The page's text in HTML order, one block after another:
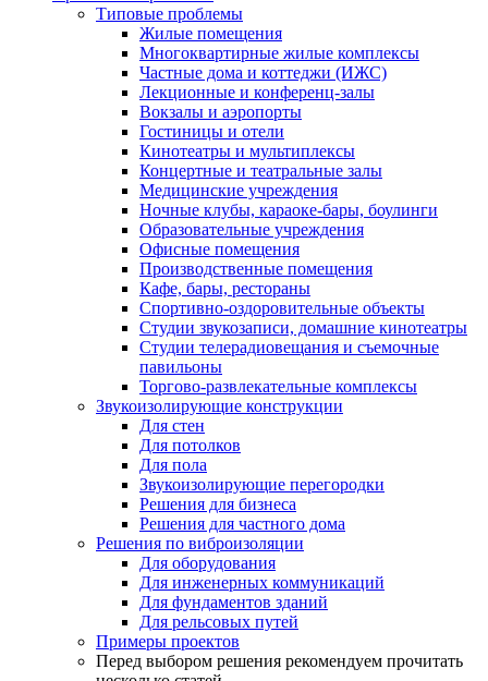
Типовые проблемы
Жилые помещения
Многоквартирные жилые комплексы
Частные дома и коттеджи (ИЖС)
Лекционные и конференц-залы
Вокзалы и аэропорты
Гостиницы и отели
Кинотеатры и мультиплексы
Концертные и театральные залы
Медицинские учреждения
Ночные клубы, караоке-бары, боулинги
Образовательные учреждения
Офисные помещения
Производственные помещения
Кафе, бары, рестораны
Спортивно-оздоровительные объекты
Студии звукозаписи, домашние кинотеатры
Студии телерадиовещания и съемочные
павильоны
Торгово-развлекательные комплексы
Звукоизолирующие конструкции
Для стен
Для потолков
Для пола
Звукоизолирующие перегородки
Решения для бизнеса
Решения для частного дома
Решения по виброизоляции
Для оборудования
Для инженерных коммуникаций
Для фундаментов зданий
Для рельсовых путей
Примеры проектов
Перед выбором решения рекомендуем прочитать